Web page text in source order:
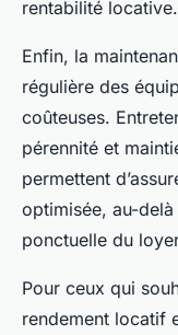
rentabilité locative.
Enfin, la
régulière des
coûteuses.
pérennité et
permettent
optimisée, au-delà
ponctuelle du
Pour ceux qui
rendement locatif